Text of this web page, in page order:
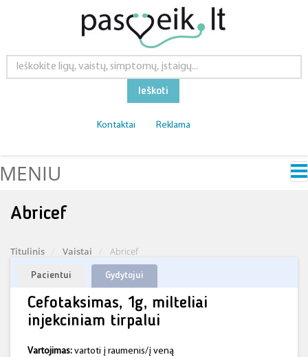
Ieškoti
Kontaktai Reklama
MENIU
Abricef
Titulinis Vaistai Abricef
Pacientui Gydytojui
Cefotaksimas, 1g, milteliai
injekciniam tirpalui
Vartojimas: vartoti į raumenis/į veną